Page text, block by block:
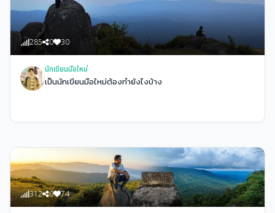
285 0 30
นักเขียนมือใหม่
เป็นนักเขียนมือใหม่ต้องทำยังไงบ้าง
312 0 74